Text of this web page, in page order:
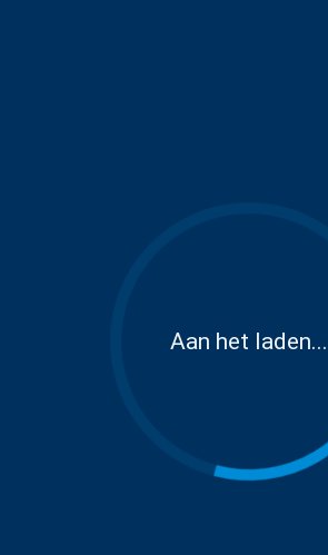
Aan het laden...